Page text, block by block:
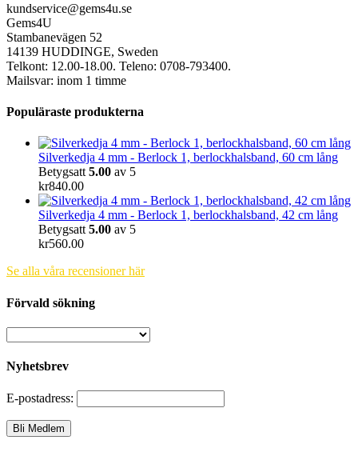
kundservice@gems4u.se
Gems4U
Stambanevägen 52
14139 HUDDINGE, Sweden
Telkont: 12.00-18.00. Teleno: 0708-793400.
Mailsvar: inom 1 timme
Populäraste produkterna
Silverkedja 4 mm - Berlock 1, berlockhalsband, 60 cm lång
Betygsatt 5.00 av 5
kr840.00
Silverkedja 4 mm - Berlock 1, berlockhalsband, 42 cm lång
Betygsatt 5.00 av 5
kr560.00
Se alla våra recensioner här
Förvald sökning
Nyhetsbrev
E-postadress: